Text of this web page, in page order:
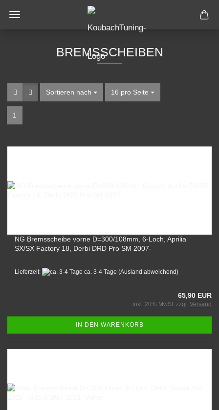
BREMSSCHEIBEN
Sortieren nach 16 pro Seite
1
NG Bremsscheibe vorne D=300/108mm, 6-Loch, Aprilia
SX/SX Factory 18, Derbi DRD Pro SM 2007-
Lieferzeit: ca. 3-4 Tage (Ausland abweichend)
65,90 EUR
inkl. 20% MwSt. zzgl. Versand
IN DEN WARENKORB